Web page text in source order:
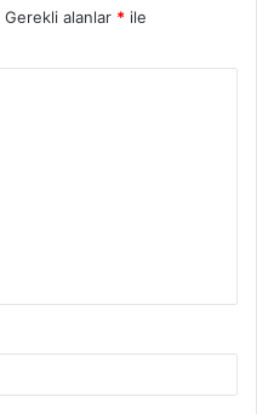
Gerekli alanlar * ile